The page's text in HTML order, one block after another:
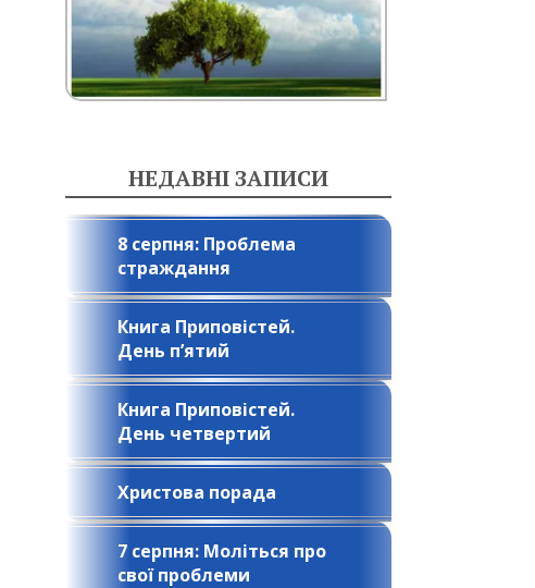
НЕДАВНІ ЗАПИСИ
8 серпня: Проблема
страждання
Книга Приповістей.
День п’ятий
Книга Приповістей.
День четвертий
Христова порада
7 серпня: Моліться про
свої проблеми